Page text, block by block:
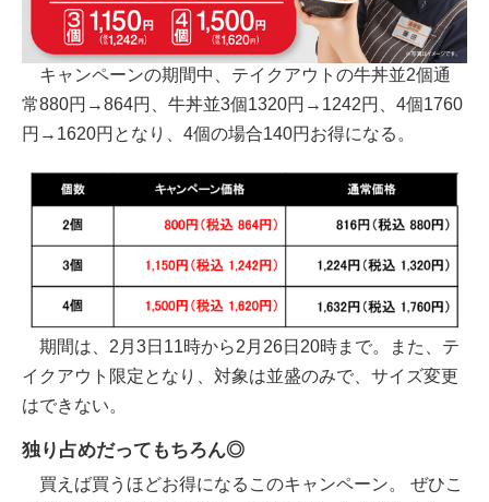
キャンペーンの期間中、テイクアウトの牛丼並2個通
常880円→864円、牛丼並3個1320円→1242円、4個1760
円→1620円となり、4個の場合140円お得になる。
期間は、2月3日11時から2月26日20時まで。また、テ
イクアウト限定となり、対象は並盛のみで、サイズ変更
はできない。
独り占めだってもちろん◎
買えば買うほどお得になるこのキャンペーン。 ぜひこ